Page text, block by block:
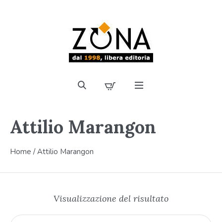
Attilio Marangon
Home / Attilio Marangon
Visualizzazione del risultato